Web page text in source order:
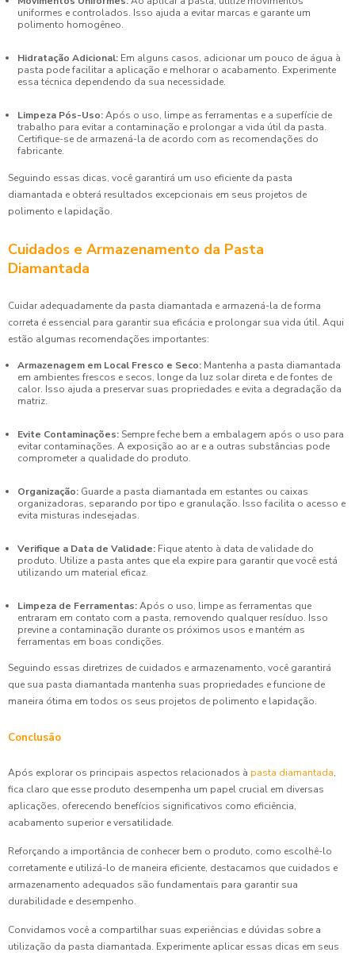
uniformes e controlados. Isso ajuda a evitar marcas e garante um
polimento homogêneo.
Hidratação Adicional: Em alguns casos, adicionar um pouco de água à
pasta pode facilitar a aplicação e melhorar o acabamento. Experimente
essa técnica dependendo da sua necessidade.
Limpeza Pós-Uso:Após o uso, limpe as ferramentas e a superfície de
trabalho para evitar a contaminação e prolongar a vida útil da pasta.
Certifique-se de armazená-la de acordo com as recomendações do
fabricante.
Seguindo essas dicas, você garantirá um uso eficiente da pasta
diamantada e obterá resultados excepcionais em seus projetos de
polimento e lapidação.
Cuidados e Armazenamento da Pasta
Diamantada
Cuidar adequadamente da pasta diamantada e armazená-la de forma
correta é essencial para garantir sua eficácia e prolongar sua vida útil. Aqui
estão algumas recomendações importantes:
Armazenagem em Local Fresco e Seco: Mantenha a pasta diamantada
em ambientes frescos e secos, longe da luz solar direta e de fontes de
calor. Isso ajuda a preservar suas propriedades e evita a degradação da
matriz.
Evite Contaminações: Sempre feche bem a embalagem após o uso para
evitar contaminações. A exposição ao ar e a outras substâncias pode
comprometer a qualidade do produto.
Organização: Guarde a pasta diamantada em estantes ou caixas
organizadoras, separando por tipo e granulação. Isso facilita o acesso e
evita misturas indesejadas.
Verifique a Data de Validade: Fique atento à data de validade do
produto. Utilize a pasta antes que ela expire para garantir que você está
utilizando um material eficaz.
Limpeza de Ferramentas:Após o uso, limpe as ferramentas que
entraram em contato com a pasta, removendo qualquer resíduo. Isso
previne a contaminação durante os próximos usos e mantém as
ferramentas em boas condições.
Seguindo essas diretrizes de cuidados e armazenamento, você garantirá
que sua pasta diamantada mantenha suas propriedades e funcione de
maneira ótima em todos os seus projetos de polimento e lapidação.
Conclusão
Após explorar os principais aspectos relacionados à pasta diamantada,
fica claro que esse produto desempenha um papel crucial em diversas
aplicações, oferecendo benefícios significativos como eficiência,
acabamento superior e versatilidade.
Reforçando a importância de conhecer bem o produto, como escolhê-lo
corretamente e utilizá-lo de maneira eficiente, destacamos que cuidados e
armazenamento adequados são fundamentais para garantir sua
durabilidade e desempenho.
Convidamos você a compartilhar suas experiências e dúvidas sobre a
utilização da pasta diamantada. Experimente aplicar essas dicas em seus